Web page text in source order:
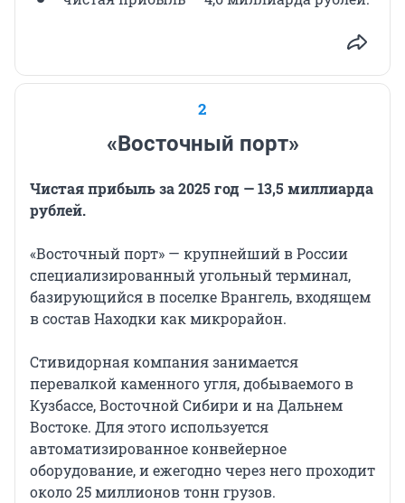
2
«Восточный порт»
Чистая прибыль за 2025 год — 13,5 миллиарда
рублей.
«Восточный порт» — крупнейший в России
специализированный угольный терминал,
базирующийся в поселке Врангель, входящем
в состав Находки как микрорайон.
Стивидорная компания занимается
перевалкой каменного угля, добываемого в
Кузбассе, Восточной Сибири и на Дальнем
Востоке. Для этого используется
автоматизированное конвейерное
оборудование, и ежегодно через него проходит
около 25 миллионов тонн грузов.